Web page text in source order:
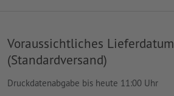
Voraussichtliches Lieferdatum
(Standardversand)
Druckdatenabgabe bis heute 11:00 Uhr